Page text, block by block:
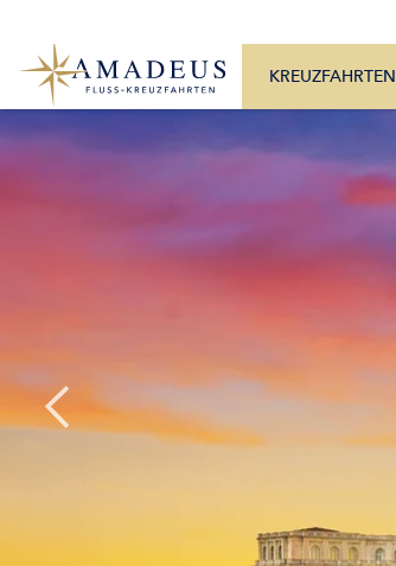
KREUZFAHRTEN
Alle Monate Mo. – Fr. 9:30 – 17:30 Uhr